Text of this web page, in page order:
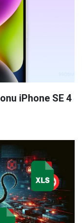
iPhone SE 4